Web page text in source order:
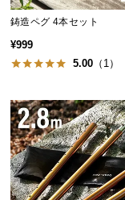
ン
テ
リ
ア
ー
デ
ィ
ネ
ー
ト
鋳造ペグ 4本セット
¥999
5.00 （1）